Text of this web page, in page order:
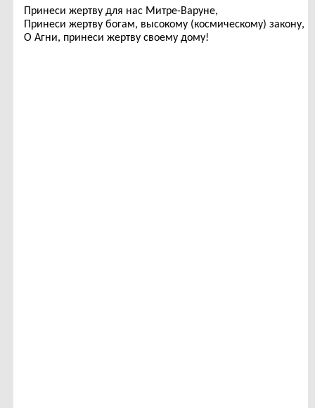
Принеси жертву для нас Митре-Варуне,
Принеси жертву богам, высокому (космическому) закону,
О Агни, принеси жертву своему дому!